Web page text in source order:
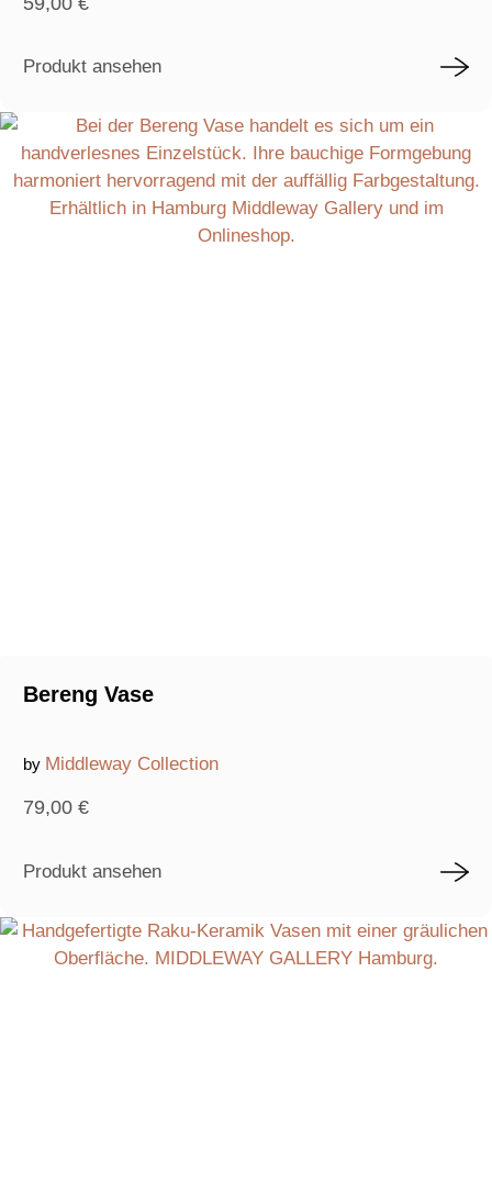
Produkt ansehen
Bereng Vase
by Middleway Collection
79,00 €
Produkt ansehen